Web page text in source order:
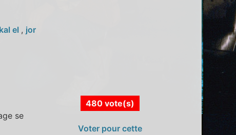
kal el , jor
se
480 vote(s)
Voter pour cette